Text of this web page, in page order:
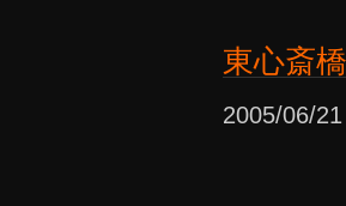
東心斎
2005/06/